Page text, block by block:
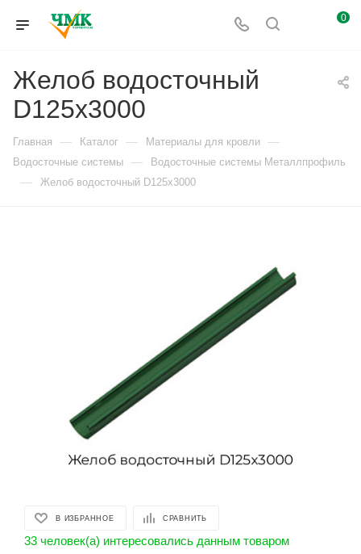
0
Желоб водосточный
D125х3000
Главная — Каталог — Материалы для кровли —
Водосточные системы — Водосточные системы Металлпрофиль
— Желоб водосточный D125х3000
В ИЗБРАННОЕ СРАВНИТЬ
33 человек(а) интересовались данным товаром